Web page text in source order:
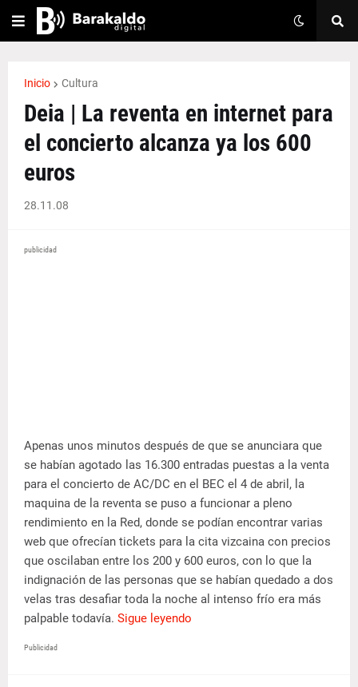
Inicio Cultura
Deia | La reventa en internet para
el concierto alcanza ya los 600
euros
28.11.08
publicidad
Apenas unos minutos después de que se anunciara que
se habían agotado las 16.300 entradas puestas a la venta
para el concierto de AC/DC en el BEC el 4 de abril, la
maquina de la reventa se puso a funcionar a pleno
rendimiento en la Red, donde se podían encontrar varias
web que ofrecían tickets para la cita vizcaina con precios
que oscilaban entre los 200 y 600 euros, con lo que la
indignación de las personas que se habían quedado a dos
velas tras desafiar toda la noche al intenso frío era más
palpable todavía. Sigue leyendo
Publicidad